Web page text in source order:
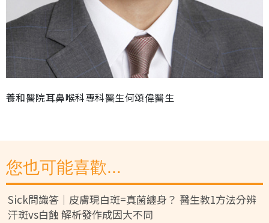
養和醫院耳鼻喉科專科醫生何頌偉醫生
您也可能喜歡...
Sick問識答｜皮膚現白斑=真菌纏身？ 醫生教1方法分辨
汗斑vs白蝕 解析發作成因大不同